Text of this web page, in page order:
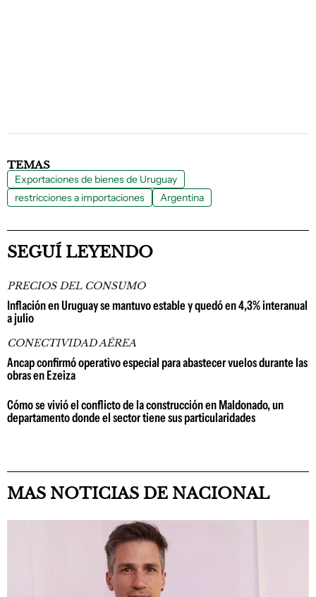
TEMAS
Exportaciones de bienes de Uruguay
restricciones a importaciones
Argentina
SEGUÍ LEYENDO
PRECIOS DEL CONSUMO
Inflación en Uruguay se mantuvo estable y quedó en 4,3% interanual
a julio
CONECTIVIDAD AÉREA
Ancap confirmó operativo especial para abastecer vuelos durante las
obras en Ezeiza
Cómo se vivió el conflicto de la construcción en Maldonado, un
departamento donde el sector tiene sus particularidades
MAS NOTICIAS DE NACIONAL